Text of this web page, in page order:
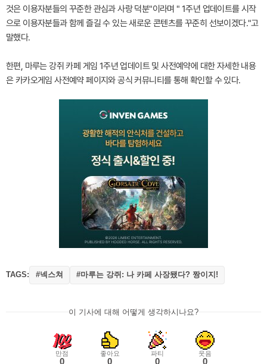
것은 이용자분들의 꾸준한 관심과 사랑 덕분"이라며 " 1주년 업데이트를 시작
으로 이용자분들과 함께 즐길 수 있는 새로운 콘텐츠를 꾸준히 선보이겠다."고
말했다.
한편, 마루는 강쥐 카페 게임 1주년 업데이트 및 사전예약에 대한 자세한 내용
은 카카오게임 사전예약 페이지와 공식 커뮤니티를 통해 확인할 수 있다.
TAGS: #넥스쳐 #마루는 강쥐: 나 카페 사장됐다? 짱이지!
이 기사에 대해 어떻게 생각하시나요?
만점
0
좋아요
0
파티
0
웃음
0